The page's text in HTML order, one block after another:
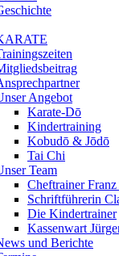
Angebot
Karate-Dō
Kindertraining
Kobudō & Jōdō
Tai Chi
Team
Cheftrainer
Schriftführerin
Die Kindertrainer
Kassenwart
und Berichte